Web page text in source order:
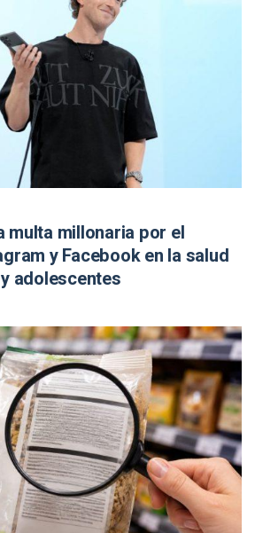
multa millonaria por el
y Facebook en la salud
adolescentes